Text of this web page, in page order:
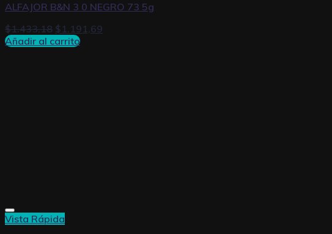
ALFAJOR B&N 3 0 NEGRO 73 5g
$1.433,18 $1.191,69
Añadir al carrito
Vista Rápida